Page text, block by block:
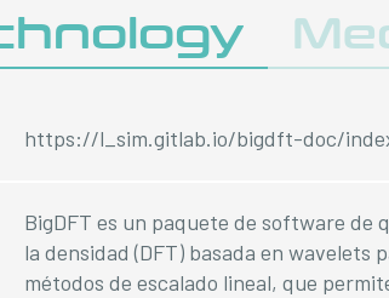
https://l_sim.gitlab.io/bigdft-doc/
BigDFT es un paquete de software de
la densidad (DFT) basada en
métodos de escalado lineal, que